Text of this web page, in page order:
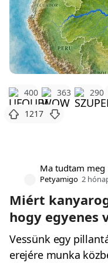
400 363 290
1217
Ma tudtam meg
Petyamigo 2
Miért
hogy egyenes
Vessünk egy
erejére munka